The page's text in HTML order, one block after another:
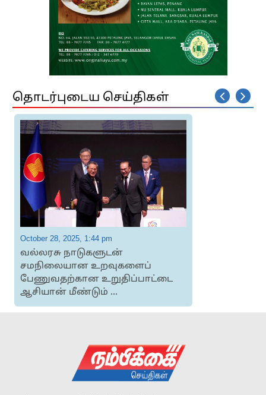
தொடர்புடைய செய்திகள்
October 28, 2025, 1:44 pm
வல்லரசு நாடுகளுடன்
சமநிலையான உறவுகளைப்
பேணுவதற்கான உறுதிப்பாட்டை
ஆசியான் மீண்டும் ...